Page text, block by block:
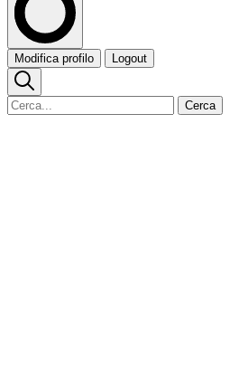
Modifica profilo Logout
Cerca